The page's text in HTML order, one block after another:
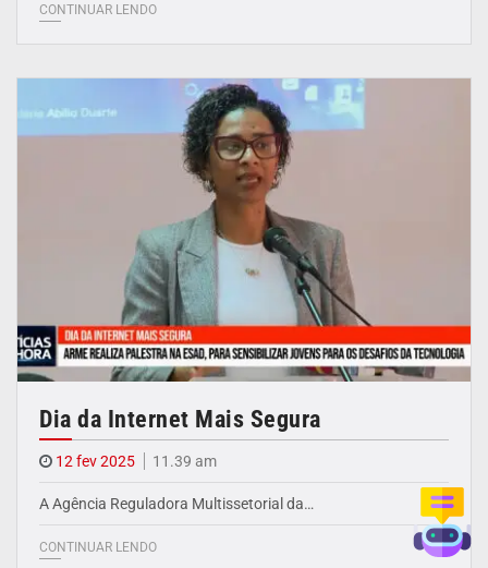
CONTINUAR LENDO
Dia da Internet Mais Segura
12 fev 2025 11.39 am
A Agência Reguladora Multissetorial da…
CONTINUAR LENDO